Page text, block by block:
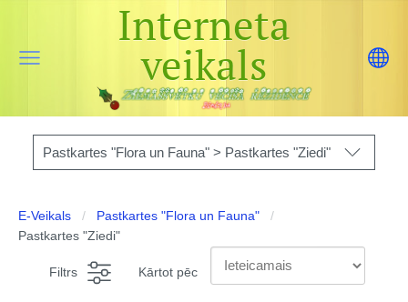
Interneta
veikals
Pastkartes "Flora un Fauna" > Pastkartes "Ziedi"
E-Veikals
Pastkartes "Flora un Fauna"
Pastkartes "Ziedi"
Filtrs Kārtot pēc